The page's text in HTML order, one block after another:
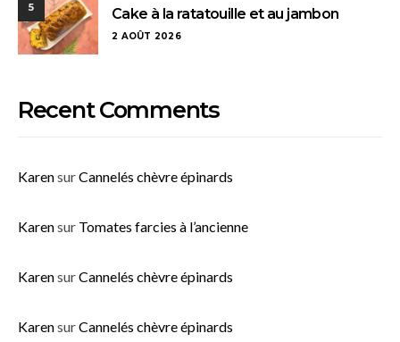
5 Cake à la ratatouille et au jambon
2 AOÛT 2026
Recent Comments
KarensurCannelés chèvre épinards
Karensur Tomates farcies à l’ancienne
KarensurCannelés chèvre épinards
KarensurCannelés chèvre épinards